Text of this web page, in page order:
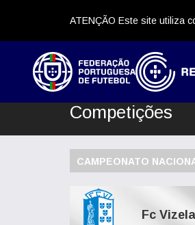
ATENÇÃO Este site utiliza
Competições
CAMPEONATO
Fc